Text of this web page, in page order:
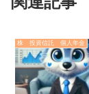
株 投資信託 個人年金